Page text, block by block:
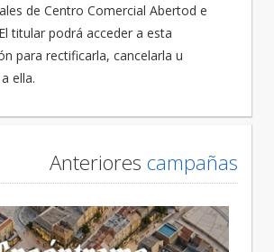
de Centro Comercial Abertod e
titular podrá acceder a esta
para rectificarla, cancelarla u
ella.
Anteriores campañas